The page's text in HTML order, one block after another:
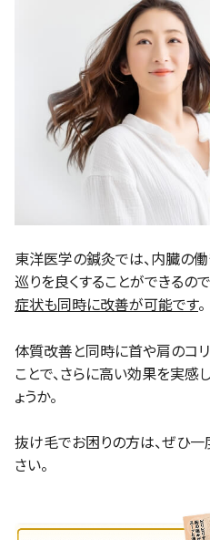
東洋医学の鍼灸では、内臓の
巡りを良くすることができるので
症状も同時に改善が可能です。
体質改善と同時に首や肩のコ
ことで、さらに高い効果を実感
ょうか。
抜け毛でお困りの方は、ぜひ
さい。